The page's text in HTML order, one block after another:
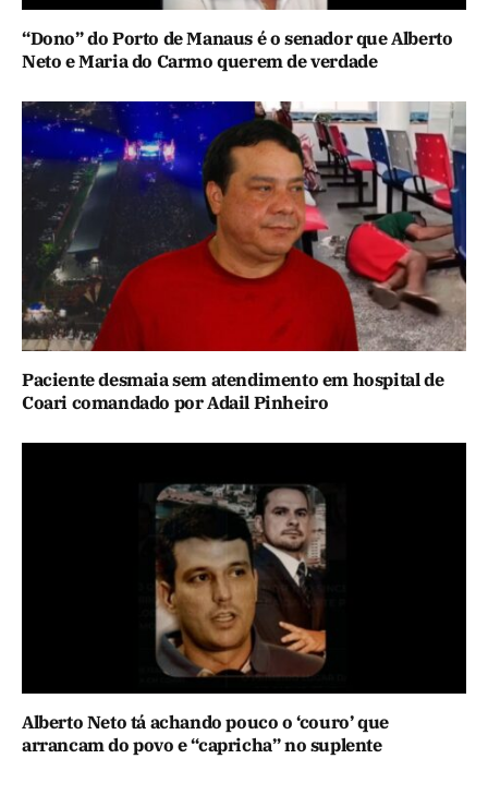
“Dono” do Porto de Manaus é o senador que Alberto
Neto e Maria do Carmo querem de verdade
Paciente desmaia sem atendimento em hospital de
Coari comandado por Adail Pinheiro
Alberto Neto tá achando pouco o ‘couro’ que
arrancam do povo e “capricha” no suplente